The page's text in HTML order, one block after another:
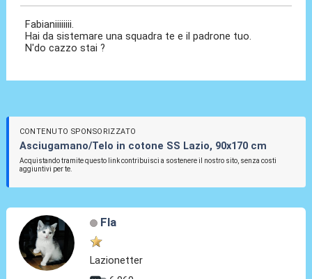
Fabianiiiiiiii.
Hai da sistemare una squadra te e il padrone tuo.
N'do cazzo stai ?
CONTENUTO SPONSORIZZATO
Asciugamano/Telo in cotone SS Lazio, 90x170 cm
Acquistando tramite questo link contribuisci a sostenere il nostro sito, senza costi
aggiuntivi per te.
Fla
Lazionetter